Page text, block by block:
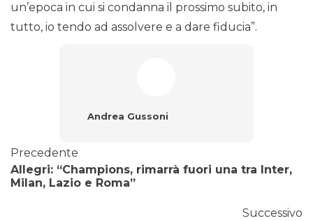
un’epoca in cui si condanna il prossimo subito, in
tutto, io tendo ad assolvere e a dare fiducia”.
Andrea Gussoni
Precedente
Allegri: “Champions, rimarrà fuori una tra Inter,
Milan, Lazio e Roma”
Successivo